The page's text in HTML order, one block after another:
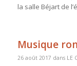
la salle Béjart de
Musique
26 août 2017 dans LE